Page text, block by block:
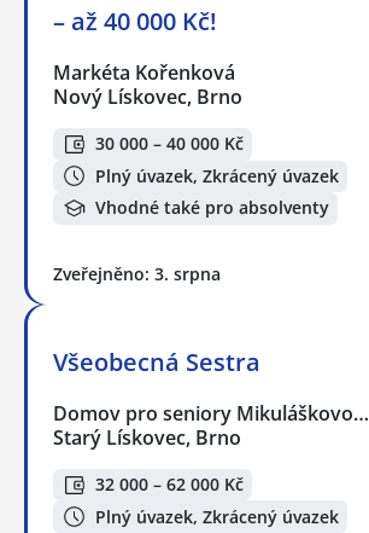
– až 40 000 Kč!
Markéta Kořenková
Nový Lískovec, Brno
30 000 – 40 000 Kč
Plný úvazek, Zkrácený úvazek
Vhodné také pro absolventy
Zveřejněno: 3. srpna
Všeobecná Sestra
Domov pro seniory Mikuláškovo…
Starý Lískovec, Brno
32 000 – 62 000 Kč
Plný úvazek, Zkrácený úvazek